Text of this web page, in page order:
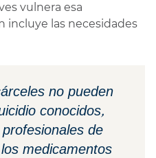
vulnera esa
incluye las necesidades
no pueden
conocidos,
de
medicamentos